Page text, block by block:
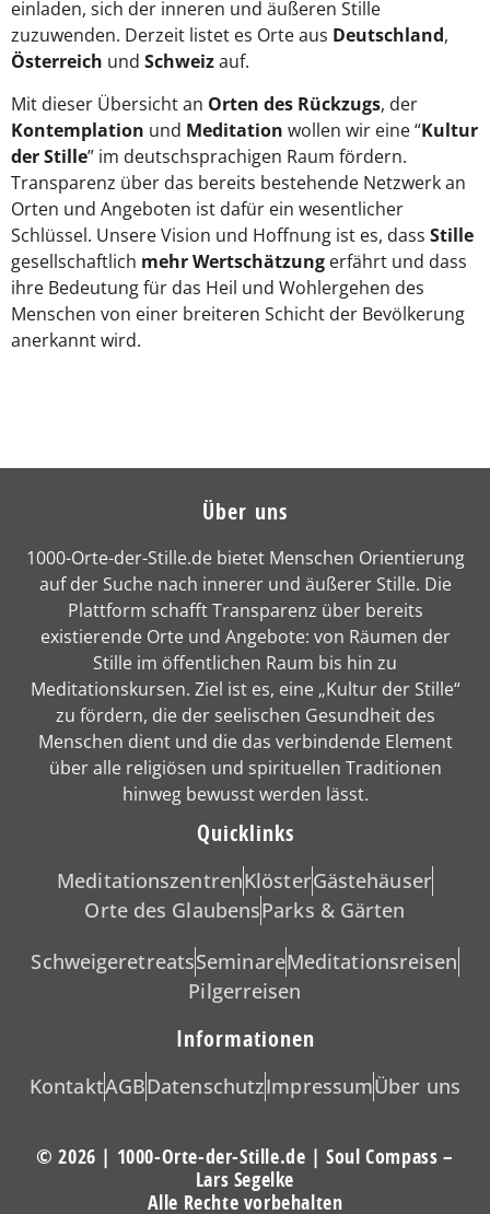
einladen, sich der inneren und äußeren Stille
zuzuwenden. Derzeit listet es Orte aus Deutschland,
Österreich und Schweizauf.
Mit dieser Übersicht an Orten des Rückzugs, der
Kontemplation und Meditation wollen wir eine “Kultur
der Stille” im deutschsprachigen Raum fördern.
Transparenz über das bereits bestehende Netzwerk an
Orten und Angeboten ist dafür ein wesentlicher
Schlüssel. Unsere Vision und Hoffnung ist es, dass Stille
gesellschaftlich mehr Wertschätzung erfährt und dass
ihre Bedeutung für das Heil und Wohlergehen des
Menschen von einer breiteren Schicht der Bevölkerung
anerkannt wird.
Über uns
1000-Orte-der-Stille.de bietet Menschen Orientierung
auf der Suche nach innerer und äußerer Stille. Die
Plattform schafft Transparenz über bereits
existierende Orte und Angebote: von Räumen der
Stille im öffentlichen Raum bis hin zu
Meditationskursen. Ziel ist es, eine „Kultur der Stille“
zu fördern, die der seelischen Gesundheit des
Menschen dient und die das verbindende Element
über alle religiösen und spirituellen Traditionen
hinweg bewusst werden lässt.
Quicklinks
MeditationszentrenKlösterGästehäuser
Orte des GlaubensParks & Gärten
SchweigeretreatsSeminareMeditationsreisen
Pilgerreisen
Informationen
KontaktAGBDatenschutzImpressumÜber uns
© 2026 | 1000-Orte-der-Stille.de | Soul Compass –
Lars Segelke
Alle Rechte vorbehalten